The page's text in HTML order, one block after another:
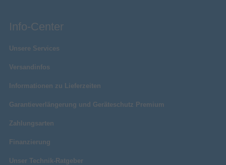
Info-Center
Unsere Services
Versandinfos
Informationen zu Lieferzeiten
Garantieverlängerung und Geräteschutz Premium
Zahlungsarten
Finanzierung
Unser Technik-Ratgeber